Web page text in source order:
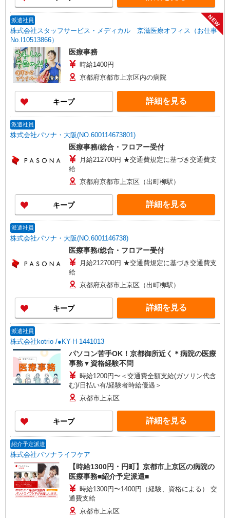
派遣社員
株式会社スタッフサービス・メディカル 京滋医療オフィス（お仕事
No.I10513866）
NEW
医療事務
時給1400円
京都府京都市上京区内の病院
キープ 詳細を見る
派遣社員
株式会社パソナ・大阪(NO.600114673801)
医療事務/総合・フロアー受付
月給212700円 ★交通費規定に基づき交通費支
給
京都府京都市上京区（出町柳駅）
キープ 詳細を見る
派遣社員
株式会社パソナ・大阪(NO.6001146738)
医療事務/総合・フロアー受付
月給212700円 ★交通費規定に基づき交通費支
給
京都府京都市上京区（出町柳駅）
キープ 詳細を見る
派遣社員
株式会社kotrio /●KY-H-1441013
パソコン苦手OK！京都御所近く＊病院の医療
事務▼資格経験不問
時給1200円〜＜交通費全額支給(ガソリン代含
む)/日払い有/経験者時給優遇＞
京都市上京区
キープ 詳細を見る
紹介予定派遣
株式会社パソナライフケア
【時給1300円・円町】京都市上京区の病院の
医療事務■紹介予定派遣■
時給1300円〜1400円（経験、資格による） 交
通費支給
京都市上京区